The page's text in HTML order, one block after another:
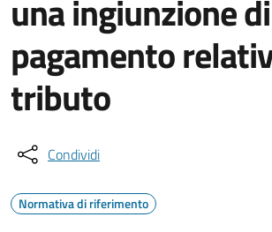
una ingiunzione di
pagamento
tributo
Condividi
Normativa di riferimento